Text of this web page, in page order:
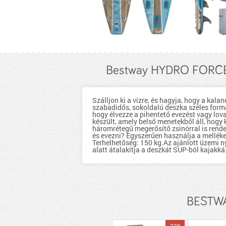
Bestway HYDRO
Szálljon ki a vízre, és hagyja, hogy a
szabadidős, sokoldalú deszka széles
hogy élvezze a pihentető evezést vagy
készült, amely belső menetekből áll,
háromrétegű megerősítő zsinórral is
és evezni? Egyszerűen használja a
Terhelhetőség: 150 kg.Az ajánlott üzemi
alatt átalakítja a deszkát SUP-ból kajakká.